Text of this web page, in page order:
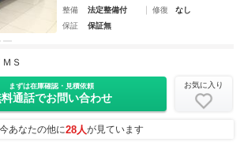
整備
法定整備付 修復
なし
保証
保証無
ＭＳ
まずは在庫確認・見積依頼
通話でお問い合わせ
お気に入り
今あなたの他に28人が見ています